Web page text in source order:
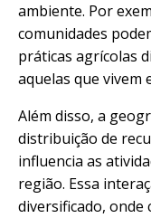
ambiente. Por
comunidades
práticas agrícolas
aquelas que vivem
Além disso, a
distribuição de
influencia as
região. Essa
diversificado, onde